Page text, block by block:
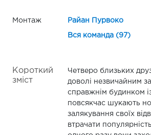
Монтаж Райан Пурвоко
Вся команда (97)
Короткий
зміст
Четверо близьких
доволі незвичайним
справжнім будинком
повсякчас шукають
залякування своїх
втрачати